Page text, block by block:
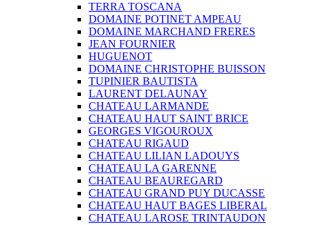
TERRA TOSCANA
DOMAINE POTINET AMPEAU
DOMAINE MARCHAND FRERES
JEAN FOURNIER
HUGUENOT
DOMAINE CHRISTOPHE BUISSON
TUPINIER BAUTISTA
LAURENT DELAUNAY
CHATEAU LARMANDE
CHATEAU HAUT SAINT BRICE
GEORGES VIGOUROUX
CHATEAU RIGAUD
CHATEAU LILIAN LADOUYS
CHATEAU LA GARENNE
CHATEAU BEAUREGARD
CHATEAU GRAND PUY DUCASSE
CHATEAU HAUT BAGES LIBERAL
CHATEAU LAROSE TRINTAUDON